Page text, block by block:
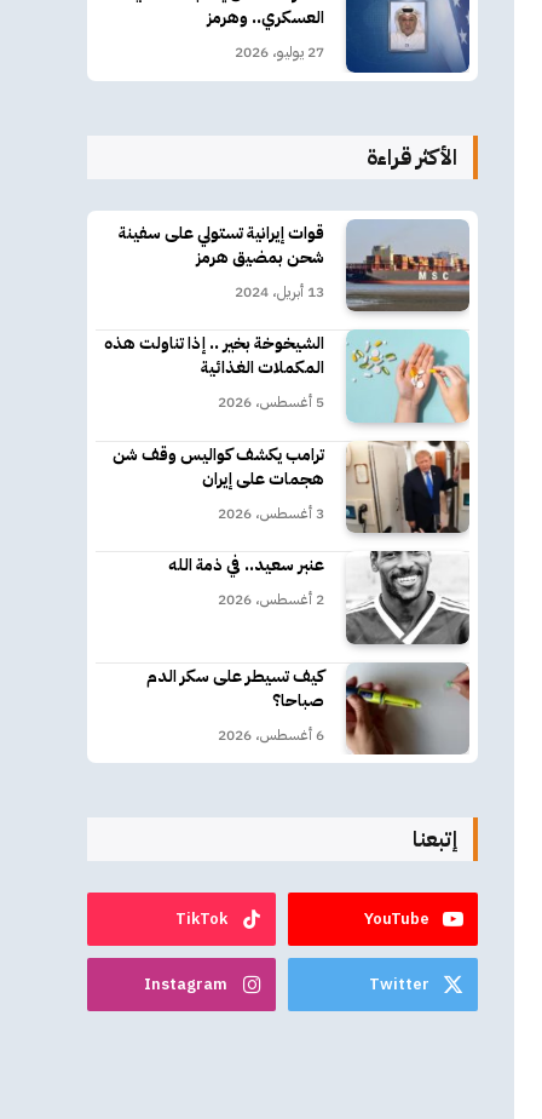
العسكري.. وهرمز
27 يوليو، 2026
الأكثر قراءة
قوات إيرانية تستولي على سفينة
شحن بمضيق هرمز
13 أبريل، 2024
الشيخوخة بخير .. إذا تناولت هذه
المكملات الغذائية
5 أغسطس، 2026
ترامب يكشف كواليس وقف شن
هجمات على إيران
3 أغسطس، 2026
عنبر سعيد.. في ذمة الله
2 أغسطس، 2026
كيف تسيطر على سكر الدم
صباحا؟
6 أغسطس، 2026
إتبعنا
YouTube
TikTok
Twitter
Instagram